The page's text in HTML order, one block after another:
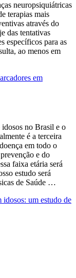
neuropsiquiátricas
terapias mais
através do
das tentativas
específicos para as
ao menos em
em
no Brasil e o
é a terceira
em todo o
e do
faixa etária será
estudo será
de Saúde …
idosos: um estudo de